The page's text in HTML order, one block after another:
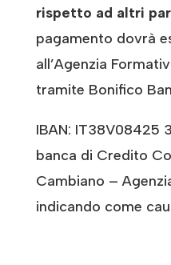
rispetto ad altri
pagamento dovrà
all’Agenzia
tramite Bonifico
IBAN: IT38V08425
banca di Credito
Cambiano –
indicando come